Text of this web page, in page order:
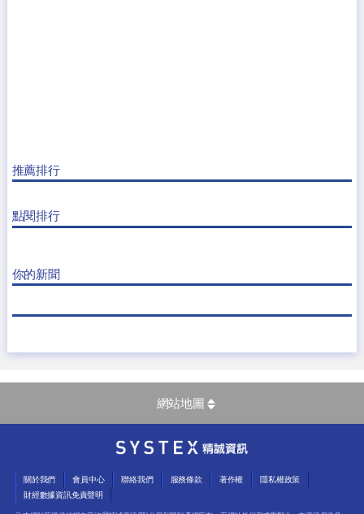
推薦排行
點閱排行
你的新聞
網站地圖
關於我們 會員中心 聯絡我們 服務條款 著作權
隱私權政策
財經數據資訊免責聲明